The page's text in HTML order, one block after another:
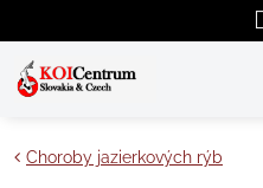
Choroby jazierkových rýb